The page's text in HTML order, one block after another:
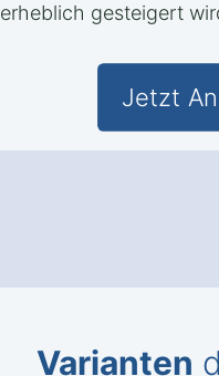
erheblich gesteigert
Jetzt
Varianten